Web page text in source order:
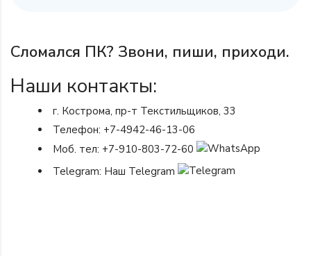
Сломался ПК? Звони, пиши, приходи.
Наши контакты:
г. Кострома, пр-т Текстильщиков, 33
Телефон: +7-4942-46-13-06
Моб. тел: +7-910-803-72-60
Telegram: Наш Telegram